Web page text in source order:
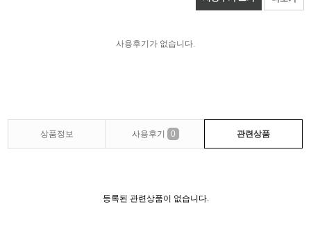
사용후기가 없습니다.
상품정보 사용후기 0 관련상품
등록된 관련상품이 없습니다.